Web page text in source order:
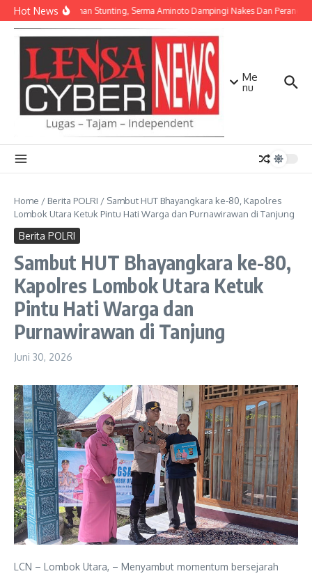
Lewati ke konten
Hot NewsPencegahan Stunting, Serma Aminoto Dampingi Nakes Dan
Me
nu
Home / Berita POLRI / Sambut HUT Bhayangkara ke-80, Kapolres
Lombok Utara Ketuk Pintu Hati Warga dan Purnawirawan di Tanjung
Berita POLRI
Sambut HUT Bhayangkara ke-80,
Kapolres Lombok Utara Ketuk
Pintu Hati Warga dan
Purnawirawan di Tanjung
Juni 30, 2026
LCN – Lombok Utara, – Menyambut momentum bersejarah